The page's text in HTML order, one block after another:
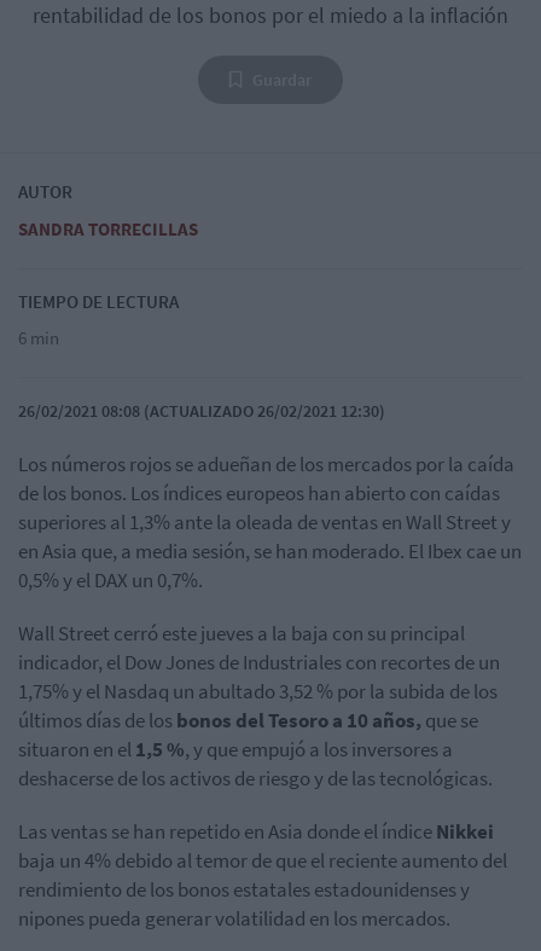
rentabilidad de los bonos por el miedo a la inflación
AUTOR
SANDRA TORRECILLAS
TIEMPO DE LECTURA
6 min
26/02/2021 08:08 (ACTUALIZADO 26/02/2021 12:30)
Los números rojos se adueñan de los mercados por la caída
de los bonos. Los índices europeos han abierto con caídas
superiores al 1,3% ante la oleada de ventas en Wall Street y
en Asia que, a media sesión, se han moderado. El Ibex cae un
0,5% y el DAX un 0,7%.
Wall Street cerró este jueves a la baja con su principal
indicador, el Dow Jones de Industriales con recortes de un
1,75% y el Nasdaq un abultado 3,52 % por la subida de los
últimos días de losbonos del Tesoro a 10 años, que se
situaron en el1,5 %, y que empujó a los inversores a
deshacerse de los activos de riesgo y de las tecnológicas.
Las ventas se han repetido en Asia donde el índiceNikkei
baja un 4% debido al temor de que el reciente aumento del
rendimiento de los bonos estatales estadounidenses y
nipones pueda generar volatilidad en los mercados.